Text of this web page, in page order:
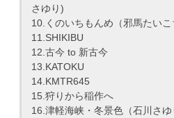
さゆり)
10.くのいちもんめ（邪馬たい
11.SHIKIBU
12.古今 to 新古今
13.KATOKU
14.KMTR645
15.狩りから稲作へ
16.津軽海峡・冬景色（石川さゆ